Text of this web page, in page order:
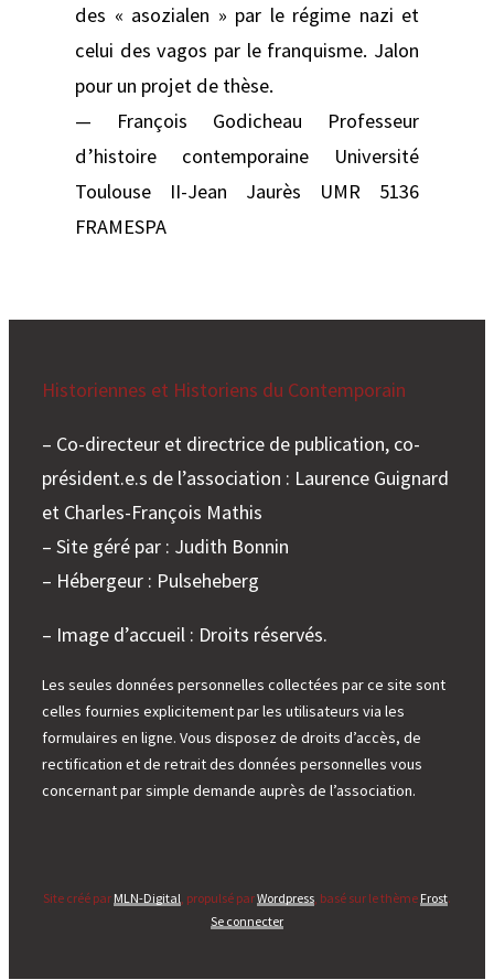
des « asozialen » par le régime nazi et
celui des vagos par le franquisme. Jalon
pour un projet de thèse.
— François Godicheau Professeur
d’histoire contemporaine Université
Toulouse II-Jean Jaurès UMR 5136
FRAMESPA
Historiennes et Historiens du Contemporain
– Co-directeur et directrice de publication, co-
président.e.s de l’association : Laurence Guignard
et Charles-François Mathis
– Site géré par : Judith Bonnin
– Hébergeur : Pulseheberg
– Image d’accueil : Droits réservés.
Les seules données personnelles collectées par ce site sont
celles fournies explicitement par les utilisateurs via les
formulaires en ligne. Vous disposez de droits d’accès, de
rectification et de retrait des données personnelles vous
concernant par simple demande auprès de l’association.
Site créé par MLN-Digital , propulsé parWordpress , basé sur le thème Frost.
Se connecter